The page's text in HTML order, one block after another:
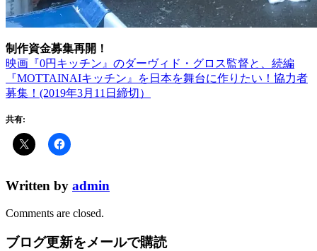
制作資金募集再開！
映画『0円キッチン』のダーヴィド・グロス監督と、続編
『MOTTAINAIキッチン』を日本を舞台に作りたい！協力者
募集！(2019年3月11日締切）
共有:
Written by admin
Comments are closed.
ブログ更新をメールで購読